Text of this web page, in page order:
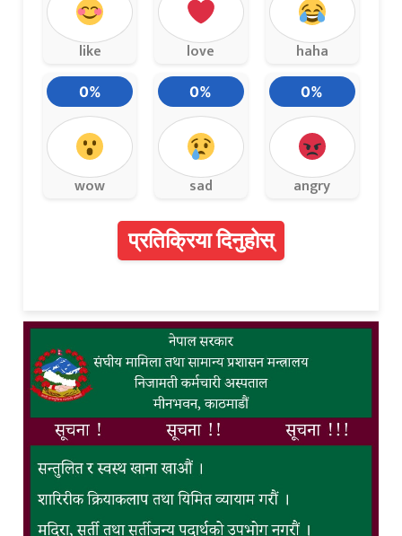
like love haha
0%
wow
0%
sad
0%
angry
प्रतिक्रिया दिनुहोस्